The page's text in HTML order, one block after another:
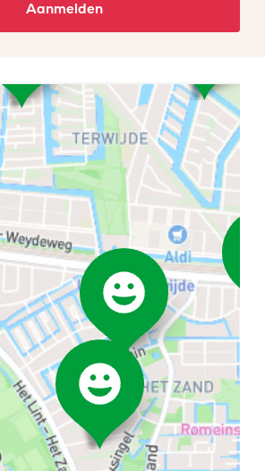
Aanmelden